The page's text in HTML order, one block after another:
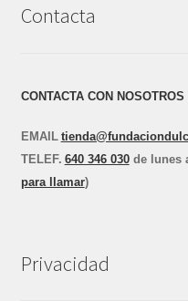
Contacta
CONTACTA CON NOSOTROS
EMAIL
TELE F. 640 346 030de lunes
para llamar)
Privacidad